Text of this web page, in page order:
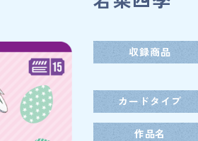
カードを探す
ーパースター!!
収録商品
カードタイプ
作品名